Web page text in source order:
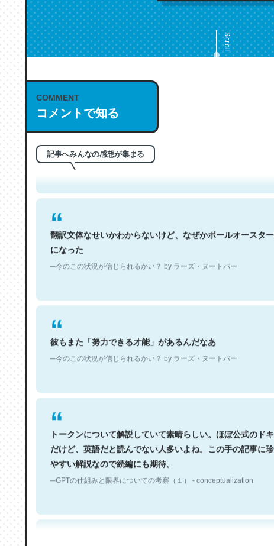
Scroll
COMMENT
コメントで知る
記事へみんなの感想が集まる
これは名文。彼はとてもクレバーなんだろうなと凄く思う
もお勧め。自分はこの流れ好き。Let’s Fucking Go. Then
─今のこの状況が信じられるかい？ by ラーズ・ヌートバー
翻訳文体なせいかわからないけど、なぜかポールオースタ
になった
─今のこの状況が信じられるかい？ by ラーズ・ヌートバー
彼もまた「努力できる才能」があるんだなあ
─今のこの状況が信じられるかい？ by ラーズ・ヌートバー
トークンについて解説していて素晴らしい。ほぼ公式のド
だけど、英語だと読んでない人多いよね。この手の記事に
やすい解説なので続編にも期待。
─GPTの仕組みと限界についての考察（１） - conceptualization